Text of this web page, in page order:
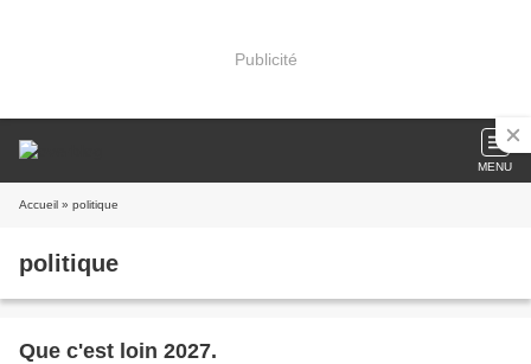
Publicité
MENU
Accueil » politique
politique
Que c'est loin 2027.